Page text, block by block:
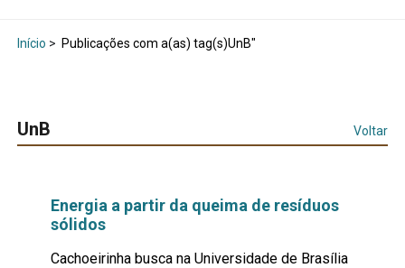
Início > Publicações com a(as) tag(s)UnB"
UnB Voltar
Energia a partir da queima de resíduos
sólidos
Cachoeirinha busca na Universidade de Brasília